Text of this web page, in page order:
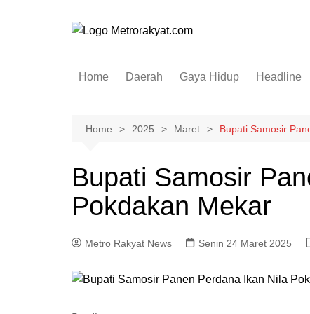
Home Daerah Gaya Hidup
Hiburan
Olahraga
Otomotif
Headline
Home 2025 Maret Bupati Samosir
Bupati Samosir
Pokdakan Mekar
Metro Rakyat News Senin 24 Maret 2025